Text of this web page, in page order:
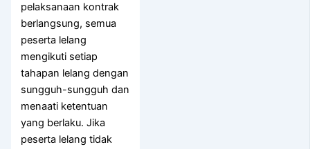
pelaksanaan kontrak
berlangsung, semua
peserta lelang
mengikuti setiap
tahapan lelang dengan
sungguh-sungguh dan
menaati ketentuan
yang berlaku. Jika
peserta lelang tidak